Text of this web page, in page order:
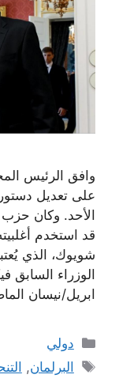
وافق الرئيس
على تعديل
الأحد. وكان حزب
قد استخدم
شويوك، الذي
الوزراء السابق
ابريل/نيسان
التصنيفات
دولي
الوسوم
البرلمان,